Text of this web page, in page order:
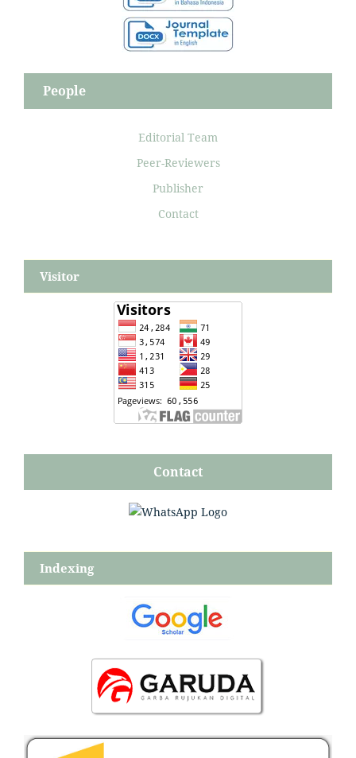
People
Editorial Team
Peer-Reviewers
Publisher
Contact
Visitor
Contact
Indexing